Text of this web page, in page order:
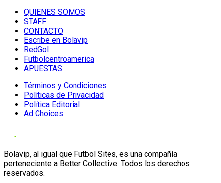
QUIENES SOMOS
STAFF
CONTACTO
Escribe en Bolavip
RedGol
Futbolcentroamerica
APUESTAS
Términos y Condiciones
Políticas de Privacidad
Política Editorial
Ad Choices
Bolavip, al igual que Futbol Sites, es una compañía
perteneciente a Better Collective. Todos los derechos
reservados.